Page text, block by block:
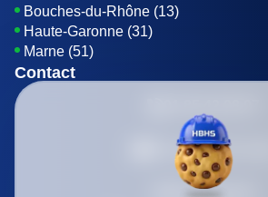
Bouches-du-Rhône (13)
Haute-Garonne (31)
Marne (51)
Contact
Envoyer un E-mail
Être rappelé